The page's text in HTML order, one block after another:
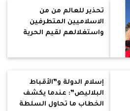
تحذير للعالم من من
الاسلاميين المتطرفين
واستغلالهم لقيم الحرية
إسلام الدولة و”الأقباط
البلاليص”: عندما يكشف
الخطاب ما تحاول السلطة